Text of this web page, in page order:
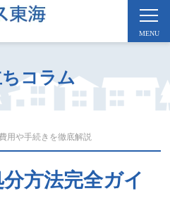
コラム
用や手続きを徹底解説
方法完全ガイ